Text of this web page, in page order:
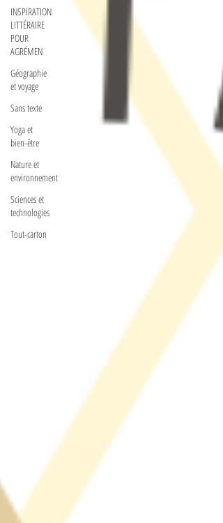
INSPIRATION
LITTÉRAIRE
POUR
AGRÉMEN
Géographie
et voyage
Sans texte
Yoga et
bien-être
Nature et
environnement
Sciences et
technologies
Tout-carton